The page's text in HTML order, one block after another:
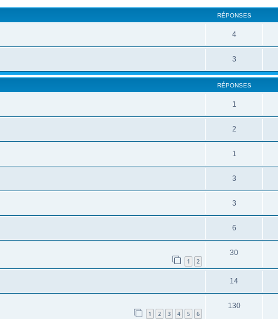
RÉPONSES
4
3
RÉPONSES
1
2
1
3
3
6
1 2
30
14
1 2 3 4 5 6
130